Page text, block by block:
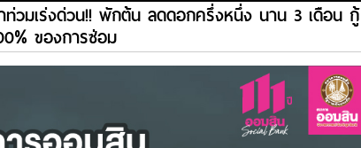
วมเร่งด่วน!! พักต้น ลดดอกครึ่งหนึ่ง นาน 3 เดือน กู้
ของการซ่อม